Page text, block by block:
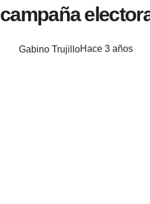
campaña
Gabino TrujilloHace 3 años